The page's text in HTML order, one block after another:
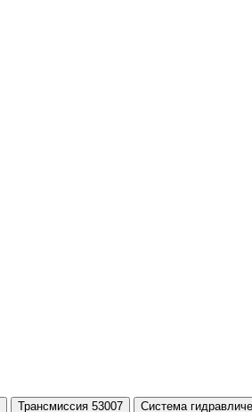
Трансмиссия 53007 Система